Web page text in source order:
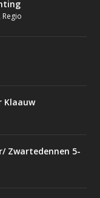
Regio
Klaauw
Zwartedennen 5-